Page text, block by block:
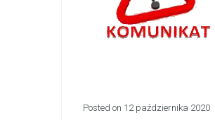
Posted on 12 października 2020